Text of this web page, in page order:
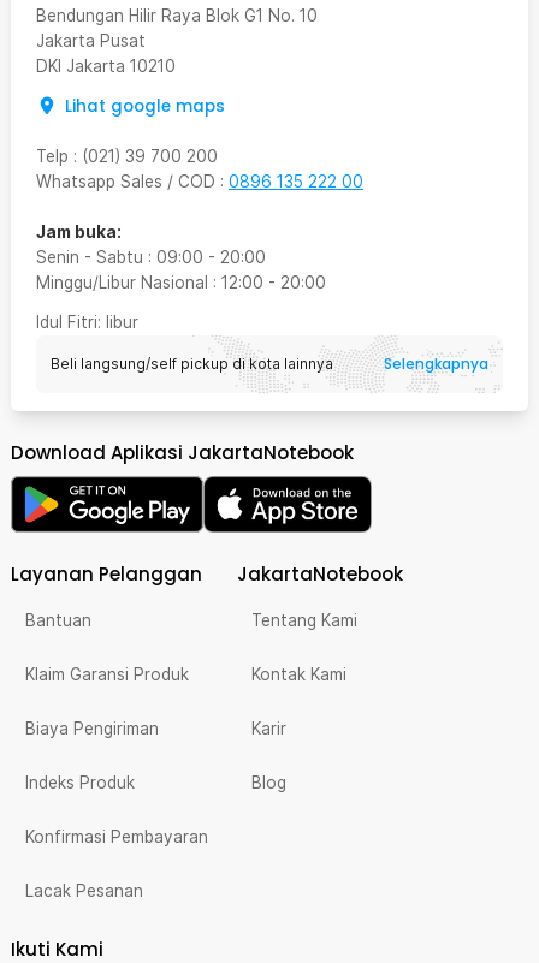
Bendungan Hilir Raya Blok G1 No. 10
Jakarta Pusat
DKI Jakarta 10210
Lihat google maps
Telp : (021) 39 700 200
Whatsapp Sales / COD : 0896 135 222 00
Jam buka:
Senin - Sabtu : 09:00 - 20:00
Minggu/Libur Nasional : 12:00 - 20:00
Idul Fitri: libur
Beli langsung/self pickup di kota lainnya Selengkapnya
Download Aplikasi JakartaNotebook
Layanan Pelanggan
Bantuan
Klaim Garansi Produk
Biaya Pengiriman
Indeks Produk
Konfirmasi Pembayaran
Lacak Pesanan
JakartaNotebook
Tentang Kami
Kontak Kami
Karir
Blog
Ikuti Kami